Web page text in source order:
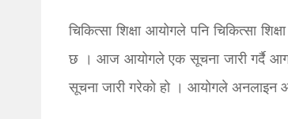
चिकित्सा शिक्षा आयोगले पनि चिकित्सा
छ । आज आयोगले एक सूचना जारी गर्दै
सूचना जारी गरेको हो । आयोगले अनलाइन